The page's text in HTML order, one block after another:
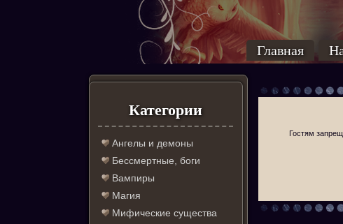
Главная
Категории
Ангелы и демоны
Бессмертные, боги
Вампиры
Магия
Мифические существа
Гостям